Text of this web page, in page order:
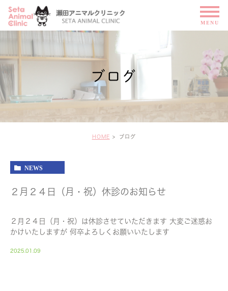
ブログ
HOME ブログ
NEWS
２月２４日（月・祝）休診のお知らせ
２月２４日（月・祝）は休診させていただきます 大変ご迷惑お
かけいたしますが 何卒よろしくお願いいたします
2025.01.09